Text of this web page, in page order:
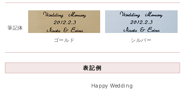
筆記体
ゴールド シルバー
表記例
Happy Wedding